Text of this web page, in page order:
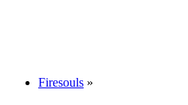
Firesouls »